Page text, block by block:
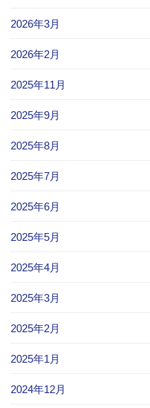
2026年3月
2026年2月
2025年11月
2025年9月
2025年8月
2025年7月
2025年6月
2025年5月
2025年4月
2025年3月
2025年2月
2025年1月
2024年12月